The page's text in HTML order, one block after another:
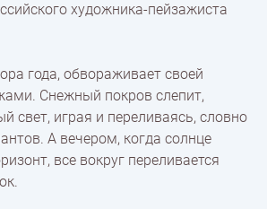
художника-пейзажиста
года, обвораживает своей
Снежный покров слепит,
свет, играя и переливаясь, словно
А вечером, когда солнце
все вокруг переливается